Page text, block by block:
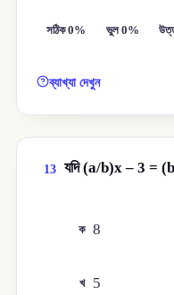
সঠিক 0% ভুল 0%
ব্যাখ্যা দেখুন
13 যদি (a/b)x – 3 =
ক 8
খ 5